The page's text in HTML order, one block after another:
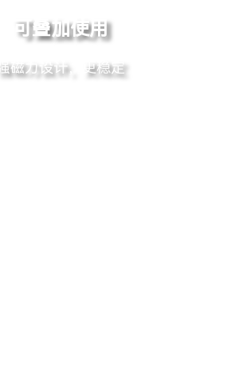
可叠加使用
强磁力设计，更稳定